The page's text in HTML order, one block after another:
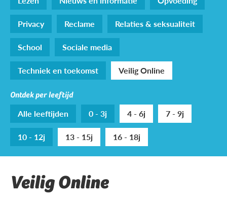
Privacy
Reclame
Relaties & seksualiteit
School
Sociale media
Techniek en toekomst
Veilig Online
Ontdek per leeftijd
Alle leeftijden 0 - 3j 4 - 6j
7 - 9j
10 - 12j
13 - 15j 16 - 18j
Veilig Online